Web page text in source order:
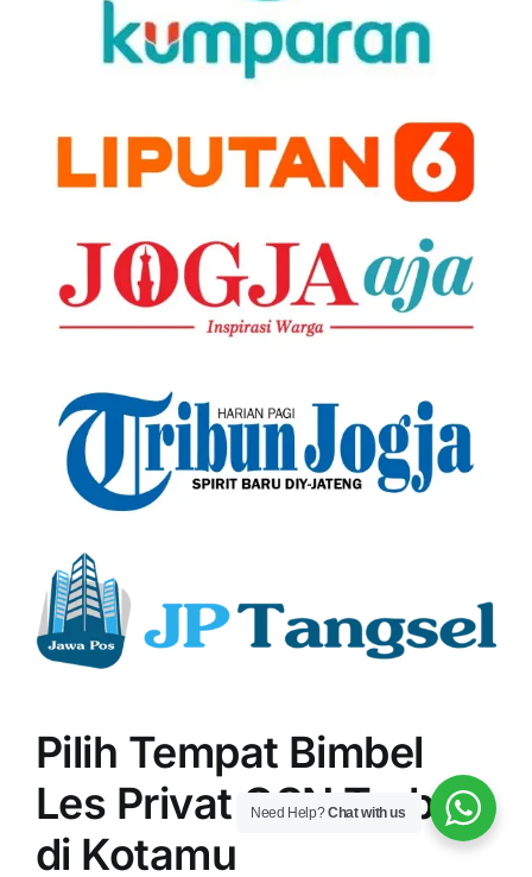
Pilih Tempat Bimbel
Les Privat OSN Terbaik
di Kotamu
Need Help?Chat with us